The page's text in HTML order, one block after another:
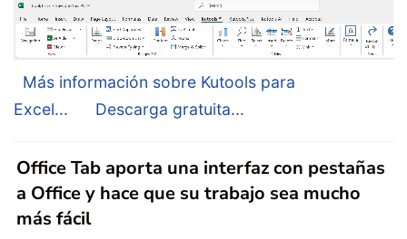
Más información sobre Kutools para
Excel...
Descarga gratuita...
Office Tab aporta una interfaz con pestañas
a Office y hace que su trabajo sea mucho
más fácil